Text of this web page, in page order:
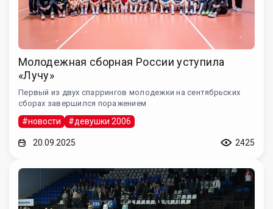
Молодежная сборная России уступила
«Лучу»
Первый из двух спаррингов молодежки на сентябрьских
сборах завершился поражением
#новости #девушки 2006
20.09.2025 2425